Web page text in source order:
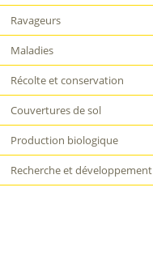
Ravageurs
Maladies
Récolte et conservation
Couvertures de sol
Production biologique
Recherche et développement